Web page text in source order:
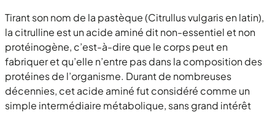
Tirant son nom de la pastèque (Citrullus vulgaris en latin),
la citrulline est un acide aminé dit non-essentiel et non
protéinogène, c’est-à-dire que le corps peut en
fabriquer et qu’elle n’entre pas dans la composition des
protéines de l’organisme. Durant de nombreuses
décennies, cet acide aminé fut considéré comme un
simple intermédiaire métabolique, sans grand intérêt